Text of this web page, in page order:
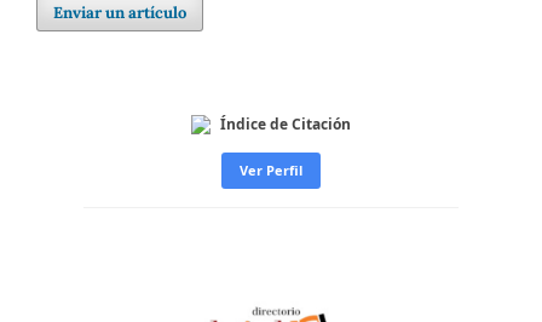
Enviar un artículo
Índice de Citación
Ver Perfil